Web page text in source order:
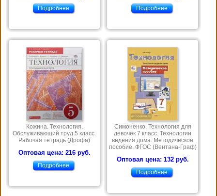
Подробнее Подробнее
Кожина. Технология.
Обслуживающий труд 5 класс.
Рабочая тетрадь (Дрофа)
Оптовая цена: 216 руб.
Подробнее
Симоненко. Технология для
девочек 7 класс. Технологии
ведения дома. Методическое
пособие. ФГОС (Вентана-Граф)
Оптовая цена: 132 руб.
Подробнее